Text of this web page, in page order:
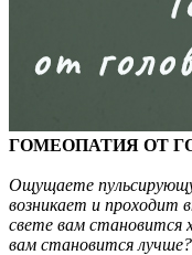
ГОМЕОПАТИЯ ОТ
Ощущаете
возникает и проходит
свете вам становится
вам становится лучше?